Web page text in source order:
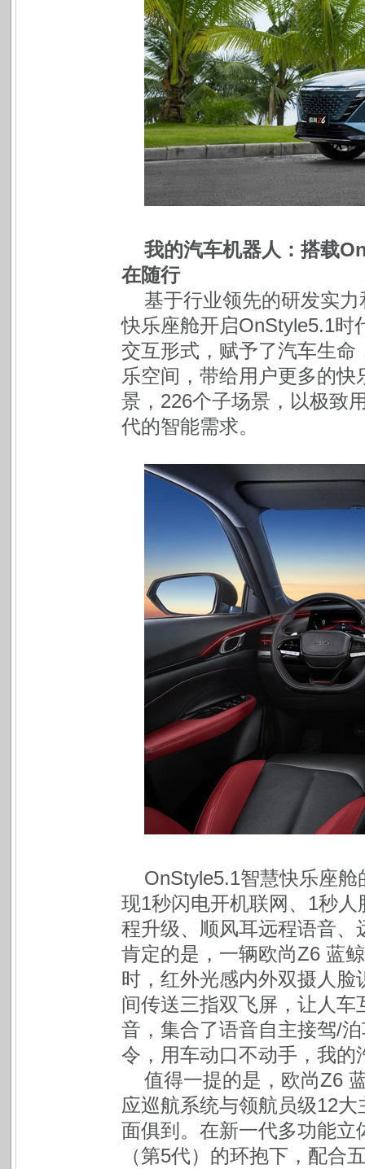
我的汽车机器人：搭载
在随行
基于行业领先的研发实
快乐座舱开启OnStyle5.1时
交互形式，赋予了汽车生
乐空间，带给用户更多的
景，226个子场景，以极致
代的智能需求。
OnStyle5.1智慧快乐座
现1秒闪电开机联网、1秒
程升级、顺风耳远程语音
肯定的是，一辆欧尚Z6 蓝
时，红外光感内外双摄人
间传送三指双飞屏，让人
音，集合了语音自主接驾/
令，用车动口不动手，我
值得一提的是，欧尚Z6
应巡航系统与领航员级12
面俱到。在新一代多功能
（第5代）的环抱下，配合